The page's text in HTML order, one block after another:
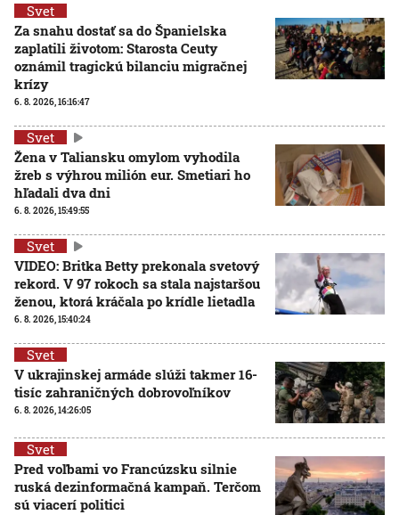
Svet
Za snahu dostať sa do Španielska
zaplatili životom: Starosta Ceuty
oznámil tragickú bilanciu migračnej
krízy
6. 8. 2026, 16:16:47
Svet
Žena v Taliansku omylom vyhodila
žreb s výhrou milión eur. Smetiari ho
hľadali dva dni
6. 8. 2026, 15:49:55
Svet
VIDEO: Britka Betty prekonala svetový
rekord. V 97 rokoch sa stala najstaršou
ženou, ktorá kráčala po krídle lietadla
6. 8. 2026, 15:40:24
Svet
V ukrajinskej armáde slúži takmer 16-
tisíc zahraničných dobrovoľníkov
6. 8. 2026, 14:26:05
Svet
Pred voľbami vo Francúzsku silnie
ruská dezinformačná kampaň. Terčom
sú viacerí politici